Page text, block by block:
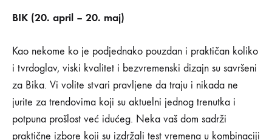
BIK (20. april – 20. maj)
Kao nekome ko je podjednako pouzdan i praktičan koliko
i tvrdoglav, viski kvalitet i bezvremenski dizajn su savršeni
za Bika. Vi volite stvari pravljene da traju i nikada ne
jurite za trendovima koji su aktuelni jednog trenutka i
potpuna prošlost već idućeg. Neka vaš dom sadrži
praktične izbore koji su izdržali test vremena u kombinaciji